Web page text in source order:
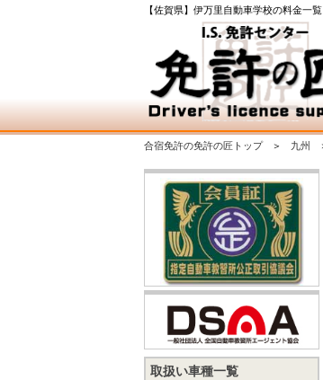
【佐賀県】伊万里自動車学校の料金一覧
合宿免許の免許の匠トップ 九州
取扱い車種一覧